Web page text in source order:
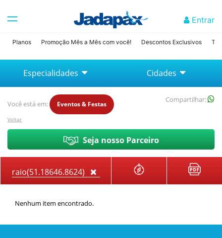
Entrar
Planos Promoção Mês a Mês com você! Descontos Exclusivos
Especialidades Cidades
Você está em: Eventos & Festas
Voltar
Compartilhar:
Seja nosso Parceiro
Nenhum item encontrado.